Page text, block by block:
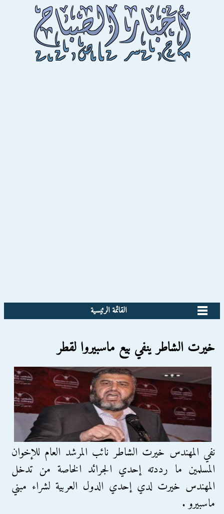
القائمة الرئيسية
خيرت الشاطر ينفي بيع ماسبيروا لقطر
نفي المهندس خيرت الشاطر نائب المرشد العام للإخوان
المسلمين ما رددته إحدي الجرائد الخاصة من تدخل
المهندس خيرت لدي إحدي الدول العربية لشراء مبني
ماسبيرو .